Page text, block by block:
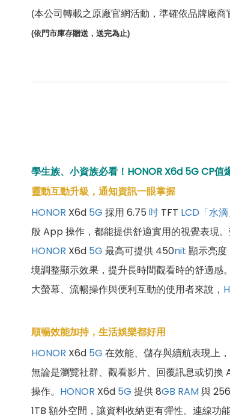
(本公司轉載之原廠官網活動，準確依品牌廠商
(依門市庫存贈送，送完為止)
學生族、小資族必看！HONOR X6d 5G CP值
靈動互動升級，通知資訊一眼掌握
HONOR X6d 5G 採用 6.75 吋 TFT LCD 「水
般 App 操作，都能提供舒適實用的視覺表現
HONOR X6d 5G 最高可提供 450nit 顯示亮度
境調整顯示效果，提升長時間觀看時的舒適
大螢幕、流暢操作與便利互動的使用者來說，
順暢效能加持，生活娛樂都好用
HONOR X6d 5G 在效能、儲存與續航表現上
無論是瀏覽社群、觀看影片、回覆訊息或切
操作。 HONOR X6d 5G 提供 8GB RAM與 256
1TB 額外空間，讓資料收納更有彈性。連線功